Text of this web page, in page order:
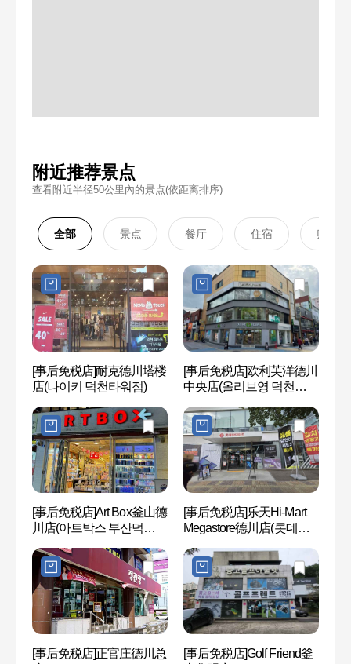
附近推荐景点
查看附近半径50公里內的景点(依距离排序)
全部 景点 餐厅 住宿 购物
[事后免税店]耐克德川塔楼
店(나이키 덕천타워점)
[事后免税店]欧利芙洋德川
中央店(올리브영 덕천중앙
[事后免税店]Art Box釜山德
川店(아트박스 부산덕천
[事后免税店]乐天Hi-Mart
Megastore德川店(롯데하
점)
[事后免税店]正官庄德川总
[事后免税店]Golf Friend釜